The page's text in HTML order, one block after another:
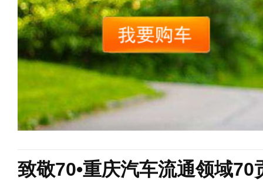
致敬70•重庆汽车流通领域70